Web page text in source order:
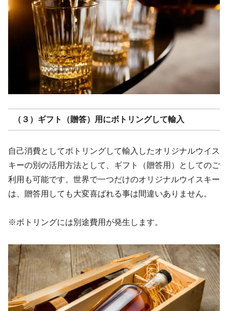
（３）ギフト（贈答）用にボトリングして輸入
自己消費としてボトリングして輸入したオリジナルウイス
キーの別の活用方法として、ギフト（贈答用）としてのご
利用も可能です。世界で一つだけのオリジナルウイスキー
は、贈答用しても大変喜ばれる事は間違いありません。
※ボトリングには別途費用が発生します。